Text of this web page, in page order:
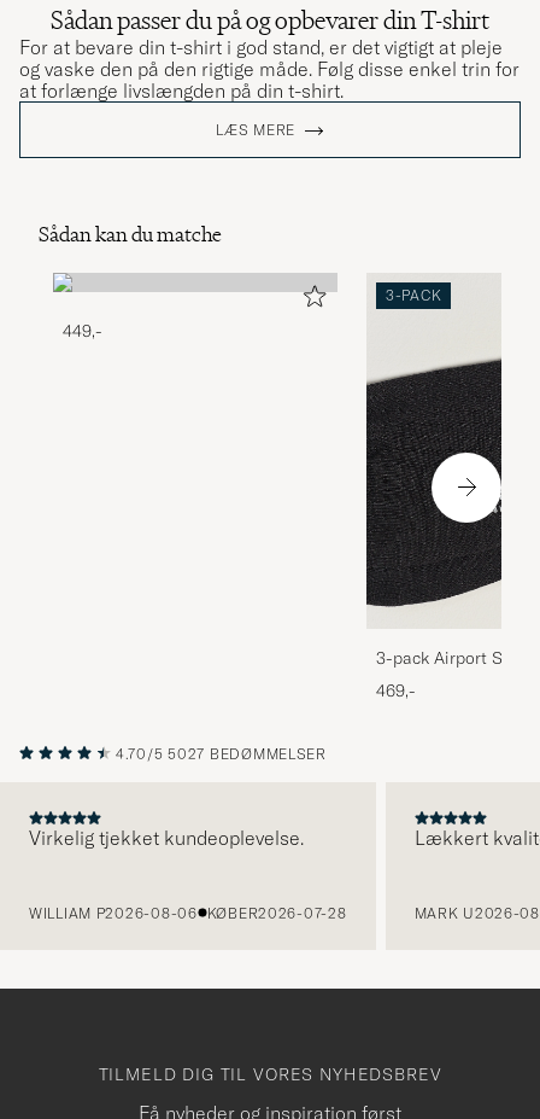
Sådan passer du på og opbevarer din T-shirt
For at bevare din t-shirt i god stand, er det vigtigt at pleje
og vaske den på den rigtige måde. Følg disse enkel trin for
at forlænge livslængden på din t-shirt.
LÆS MERE
Sådan kan du matche
449,-
3-PACK
3-pack Airport
Melange
469,-
4.70/5 5027 BEDØMMELSER
Virkelig tjekket kundeoplevelse.
WILLIAM P2026-08-06 KØBER2026-07-28
Lækkert
MARK U2026-
TILMELD DIG TIL VORES NYHEDSBREV
Få nyheder og inspiration først